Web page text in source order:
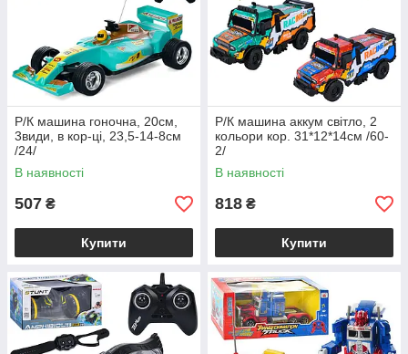
Р/К машина гоночна, 20см,
3види, в кор-ці, 23,5-14-8см
/24/
В наявності
507 ₴
Купити
Р/К машина аккум світло, 2
кольори кор. 31*12*14см /60-
2/
В наявності
818 ₴
Купити